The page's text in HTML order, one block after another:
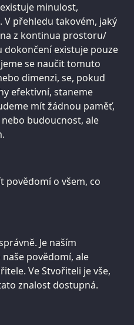
minulost,
přehledu takovém, jaký
z kontinua prostoru/
dokončení existuje pouze
se naučit tomuto
dimenzi, se, pokud
efektivní, staneme
mít žádnou paměť,
budoucnost, ale
povědomí o všem, co
Je naším
povědomí, ale
Ve Stvořiteli je vše,
znalost dostupná.